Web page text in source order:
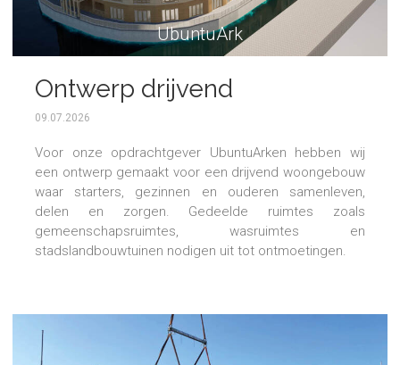
UbuntuArk
Ontwerp drijvend
woongebouw
09.07.2026
Voor onze opdrachtgever UbuntuArken hebben wij
een ontwerp gemaakt voor een drijvend woongebouw
waar starters, gezinnen en ouderen samenleven,
delen en zorgen. Gedeelde ruimtes zoals
gemeenschapsruimtes, wasruimtes en
stadslandbouwtuinen nodigen uit tot ontmoetingen.